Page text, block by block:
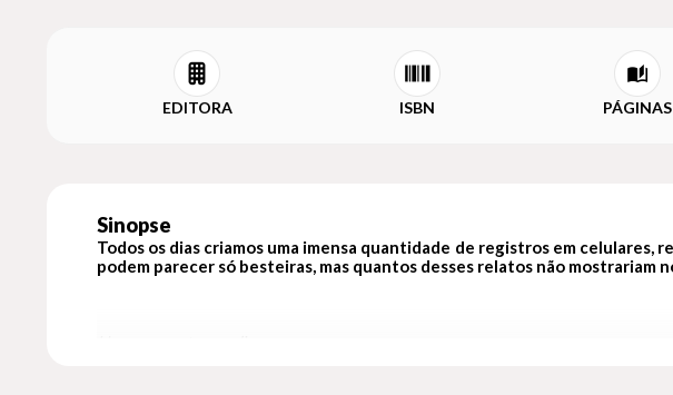
EDITORA ISBN PÁGINAS
Sinopse
Todos os dias criamos uma imensa quantidade de registros em
podem parecer só besteiras, mas quantos desses relatos não mostrariam